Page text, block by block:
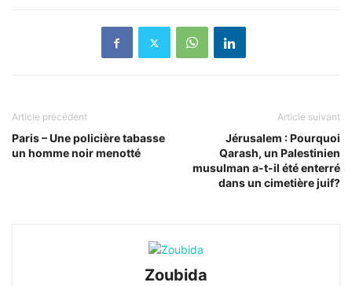
Article précédent
Paris – Une policière tabasse
un homme noir menotté
Article suivant
Jérusalem : Pourquoi
Qarash, un Palestinien
musulman a-t-il été enterré
dans un cimetière juif?
Zoubida